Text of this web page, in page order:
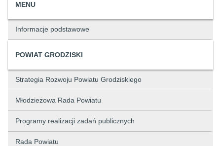
MENU
Informacje podstawowe
POWIAT GRODZISKI
Strategia Rozwoju Powiatu Grodziskiego
Młodzieżowa Rada Powiatu
Programy realizacji zadań publicznych
Rada Powiatu